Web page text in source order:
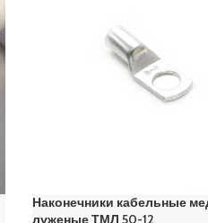
Наконечники кабельные
луженые ТМЛ 50-12